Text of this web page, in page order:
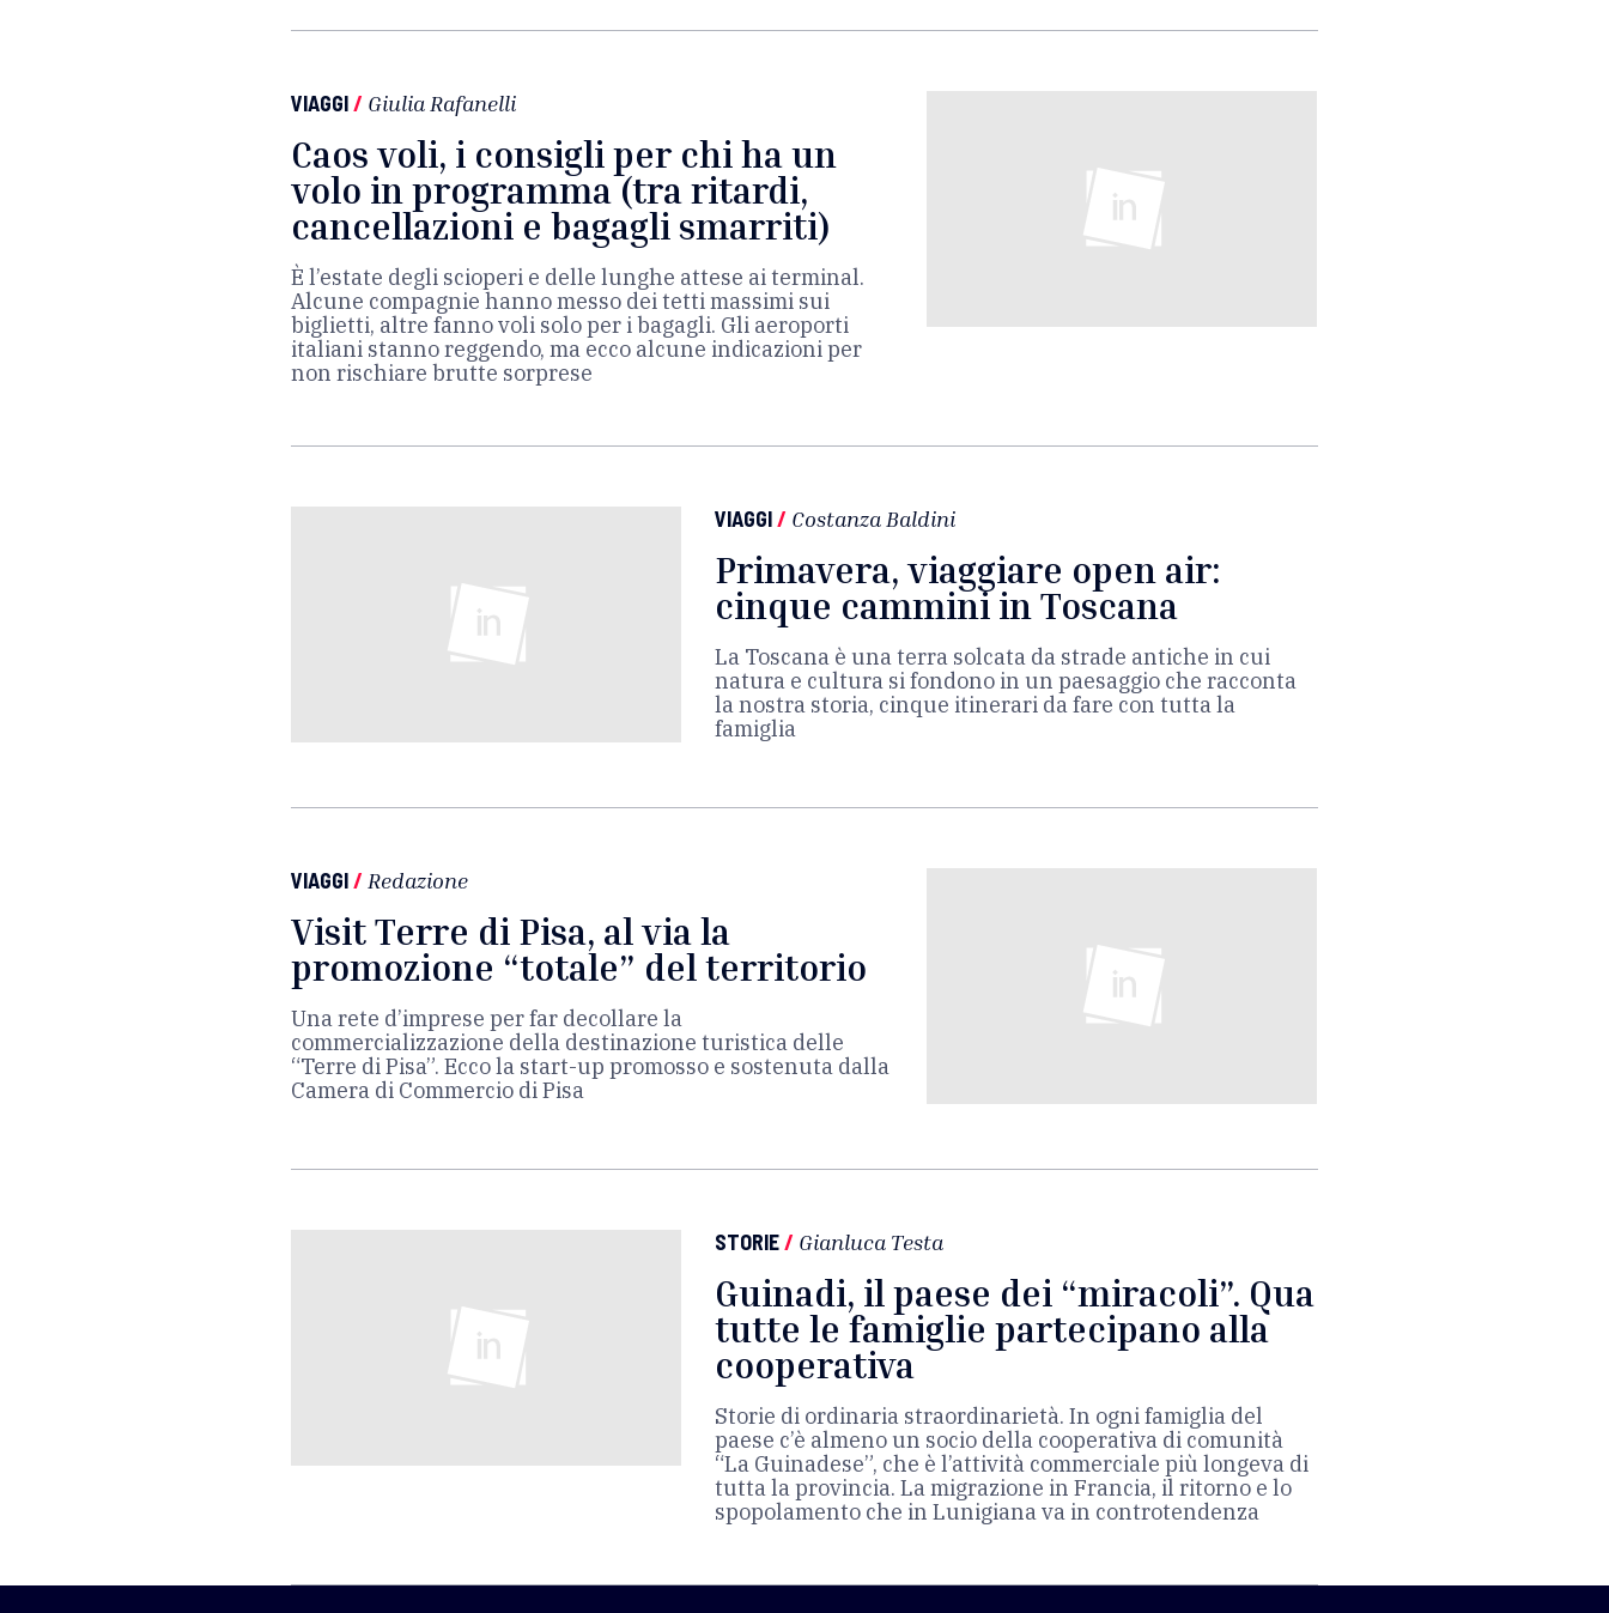
VIAGGI/ Giulia Rafanelli
Caos voli, i consigli per chi ha un
volo in programma (tra ritardi,
cancellazioni e bagagli smarriti)
È l’estate degli scioperi e delle lunghe attese ai terminal.
Alcune compagnie hanno messo dei tetti massimi sui
biglietti, altre fanno voli solo per i bagagli. Gli aeroporti
italiani stanno reggendo, ma ecco alcune indicazioni per
non rischiare brutte sorprese
VIAGGI/ Costanza Baldini
Primavera, viaggiare open air:
cinque cammini in Toscana
La Toscana è una terra solcata da strade antiche in cui
natura e cultura si fondono in un paesaggio che racconta
la nostra storia, cinque itinerari da fare con tutta la
famiglia
VIAGGI/ Redazione
Visit Terre di Pisa, al via la
promozione “totale” del territorio
Una rete d’imprese per far decollare la
commercializzazione della destinazione turistica delle
“Terre di Pisa”. Ecco la start-up promosso e sostenuta dalla
Camera di Commercio di Pisa
STORIE/ Gianluca Testa
Guinadi, il paese dei “miracoli”. Qua
tutte le famiglie partecipano alla
cooperativa
Storie di ordinaria straordinarietà. In ogni famiglia del
paese c’è almeno un socio della cooperativa di comunità
“La Guinadese”, che è l’attività commerciale più longeva di
tutta la provincia. La migrazione in Francia, il ritorno e lo
spopolamento che in Lunigiana va in controtendenza